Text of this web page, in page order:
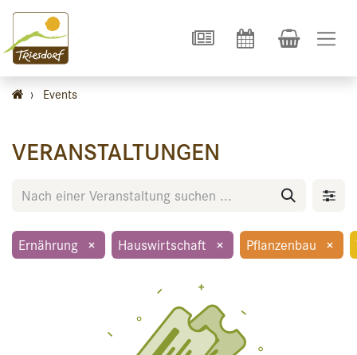
› Events
VERANSTALTUNGEN
Ernährung × Hauswirtschaft × Pflanzenbau ×